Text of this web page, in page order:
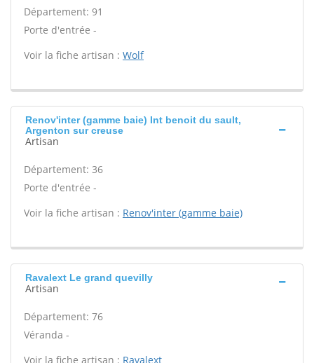
Département: 91
Porte d'entrée -
Voir la fiche artisan : Wolf
Renov'inter (gamme baie) Int benoit du sault,
Argenton sur creuse
Artisan
Département: 36
Porte d'entrée -
Voir la fiche artisan : Renov'inter (gamme baie)
Ravalext Le grand quevilly
Artisan
Département: 76
Véranda -
Voir la fiche artisan : Ravalext